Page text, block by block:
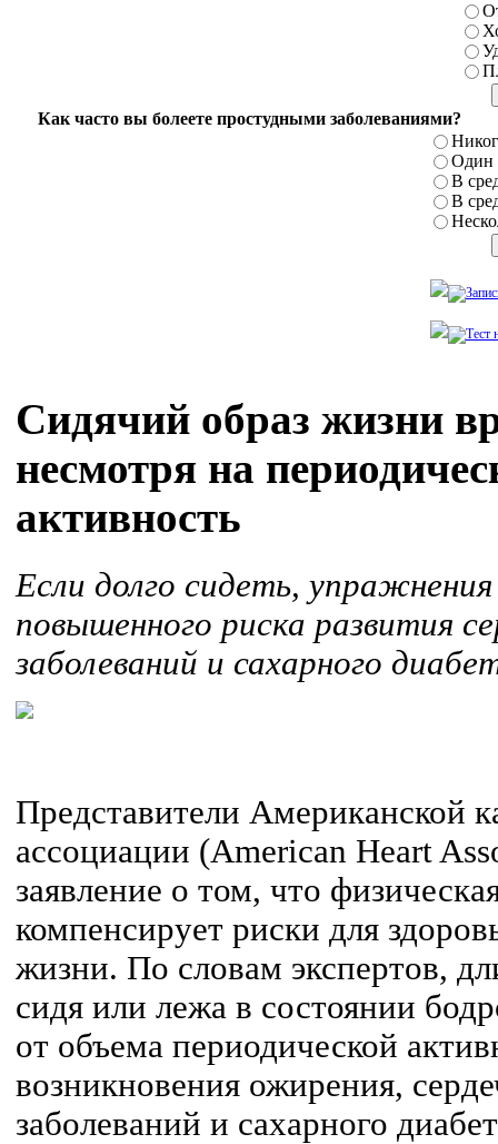
Как часто вы болеете простудными заболеваниями?
Один
В
В
Сидячий образ жизни
несмотря на
активность
Если долго сидеть,
повышенного риска развития
заболеваний и сахарного
Представители Американской
ассоциации (American Heart
заявление о том, что
компенсирует риски для
жизни. По словам экспертов,
сидя или лежа в состоянии
от объема периодической
возникновения ожирения,
заболеваний и сахарного